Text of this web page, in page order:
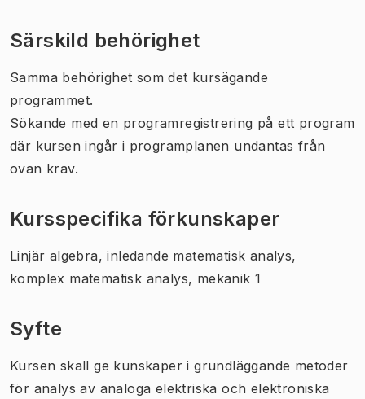
Särskild behörighet
Samma behörighet som det kursägande
programmet.
Sökande med en programregistrering på ett program
där kursen ingår i programplanen undantas från
ovan krav.
Kursspecifika förkunskaper
Linjär algebra, inledande matematisk analys,
komplex matematisk analys, mekanik 1
Syfte
Kursen skall ge kunskaper i grundläggande metoder
för analys av analoga elektriska och elektroniska